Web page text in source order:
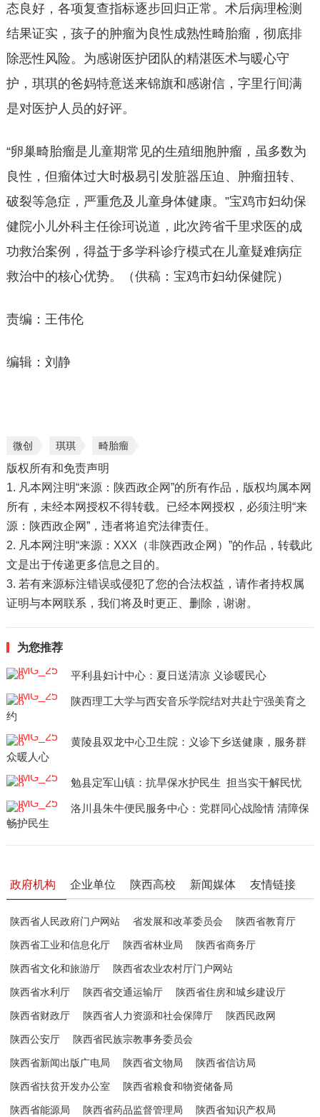
态良好，各项复查指标逐步回归正常。术后病理检测
结果证实，孩子的肿瘤为良性成熟性畸胎瘤，彻底排
除恶性风险。为感谢医护团队的精湛医术与暖心守
护，琪琪的爸妈特意送来锦旗和感谢信，字里行间满
是对医护人员的好评。
“卵巢畸胎瘤是儿童期常见的生殖细胞肿瘤，虽多数为
良性，但瘤体过大时极易引发脏器压迫、肿瘤扭转、
破裂等急症，严重危及儿童身体健康。”宝鸡市妇幼保
健院小儿外科主任徐珂说道，此次跨省千里求医的成
功救治案例，得益于多学科诊疗模式在儿童疑难病症
救治中的核心优势。（供稿：宝鸡市妇幼保健院）
责编：王伟伦
编辑：刘静
微创 琪琪 畸胎瘤
版权所有和免责声明
1. 凡本网注明“来源：陕西政企网”的所有作品，版权均属本网
所有，未经本网授权不得转载。已经本网授权，必须注明“来
源：陕西政企网”，违者将追究法律责任。
2. 凡本网注明“来源：XXX（非陕西政企网）”的作品，转载此
文是出于传递更多信息之目的。
3. 若有来源标注错误或侵犯了您的合法权益，请作者持权属
证明与本网联系，我们将及时更正、删除，谢谢。
为您推荐
平利县妇计中心：夏日送清凉 义诊暖民心
陕西理工大学与西安音乐学院结对共赴宁强美育之
约
黄陵县双龙中心卫生院：义诊下乡送健康，服务群
众暖人心
勉县定军山镇：抗旱保水护民生 担当实干解民忧
洛川县朱牛便民服务中心：党群同心战险情 清障保
畅护民生
政府机构 企业单位 陕西高校 新闻媒体 友情链接
陕西省人民政府门户网站 省发展和改革委员会 陕西省教育厅
陕西省工业和信息化厅 陕西省林业局 陕西省商务厅
陕西省文化和旅游厅 陕西省农业农村厅门户网站
陕西省水利厅 陕西省交通运输厅 陕西省住房和城乡建设厅
陕西省财政厅 陕西省人力资源和社会保障厅 陕西民政网
陕西公安厅 陕西省民族宗教事务委员会
陕西省新闻出版广电局 陕西省文物局 陕西省信访局
陕西省扶贫开发办公室 陕西省粮食和物资储备局
陕西省能源局 陕西省药品监督管理局 陕西省知识产权局